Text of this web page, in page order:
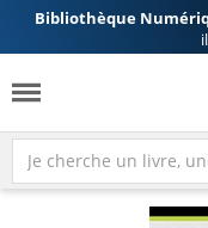
Bibliothèque